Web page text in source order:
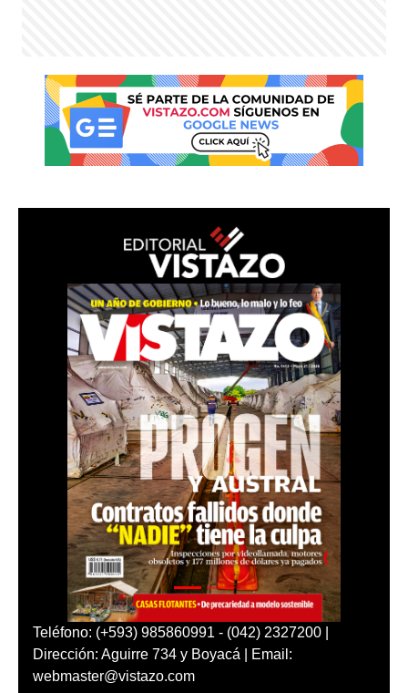
Teléfono: (+593) 985860991 - (042) 2327200 |
Dirección: Aguirre 734 y Boyacá | Email:
webmaster@vistazo.com